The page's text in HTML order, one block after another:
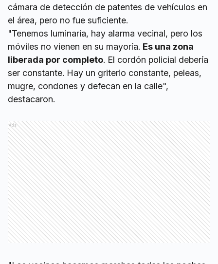
cámara de detección de patentes de vehículos en
el área, pero no fue suficiente.
"Tenemos luminaria, hay alarma vecinal, pero los
móviles no vienen en su mayoría. Es una zona
liberada por completo. El cordón policial debería
ser constante. Hay un griterio constante, peleas,
mugre, condones y defecan en la calle",
destacaron.
Ads